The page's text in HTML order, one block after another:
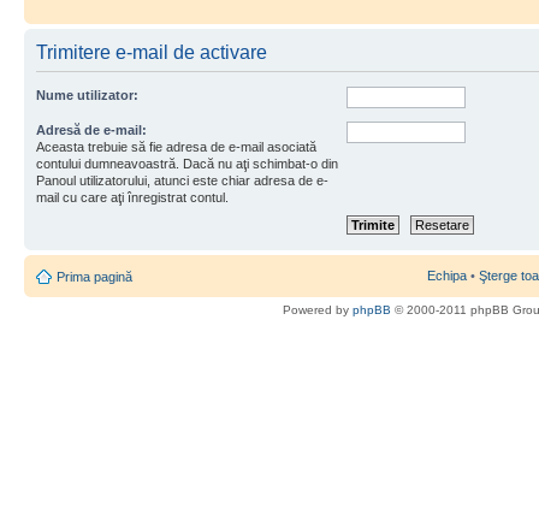
Trimitere e-mail de activare
Nume utilizator:
Adresă de e-mail:
Aceasta trebuie să fie adresa de e-mail asociată
contului dumneavoastră. Dacă nu aţi schimbat-o din
Panoul utilizatorului, atunci este chiar adresa de e-
mail cu care aţi înregistrat contul.
Prima pagină Echipa • Şterge
Powered by phpBB © 2000-2011 phpBB